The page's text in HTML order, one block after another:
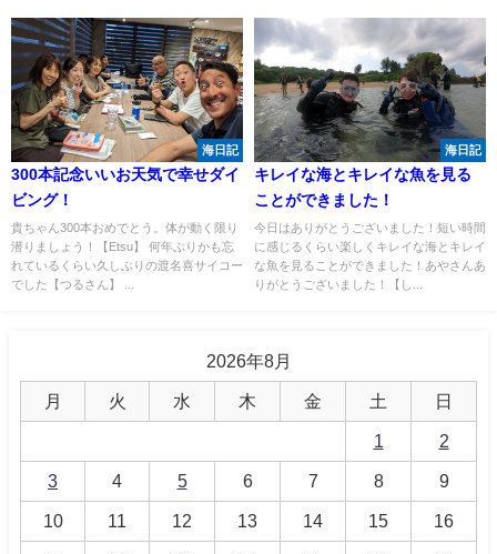
海日記
300本記念いいお天気で幸せダイ
ビング！
貴ちゃん300本おめでとう。体が動く限り
潜りましょう！【Etsu】 何年ぶりかも忘
れているくらい久しぶりの渡名喜サイコー
でした【つるさん】 ...
海日記
キレイな海とキレイな魚を見る
ことができました！
今日はありがとうございました！短い時間
に感じるくらい楽しくキレイな海とキレイ
な魚を見ることができました！あやさんあ
りがとうございました！【し...
2026年8月
月 火 水 木 金 土 日
1 2
3 4 5 6 7 8 9
10 11 12 13 14 15 16